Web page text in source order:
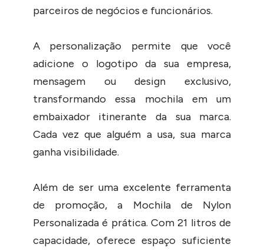
parceiros de negócios e funcionários.
A personalização permite que você
adicione o logotipo da sua empresa,
mensagem ou design exclusivo,
transformando essa mochila em um
embaixador itinerante da sua marca.
Cada vez que alguém a usa, sua marca
ganha visibilidade.
Além de ser uma excelente ferramenta
de promoção, a Mochila de Nylon
Personalizada é prática. Com 21 litros de
capacidade, oferece espaço suficiente